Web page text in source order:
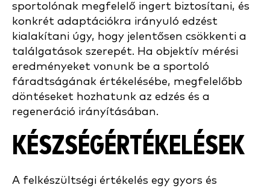
sportolónak megfelelő ingert biztosítani, és
konkrét adaptációkra irányuló edzést
kialakítani úgy, hogy jelentősen csökkenti a
találgatások szerepét. Ha objektív mérési
eredményeket vonunk be a sportoló
fáradtságának értékelésébe, megfelelőbb
döntéseket hozhatunk az edzés és a
regeneráció irányításában.
KÉSZSÉGÉRTÉKELÉSEK
A felkészültségi értékelés egy gyors és